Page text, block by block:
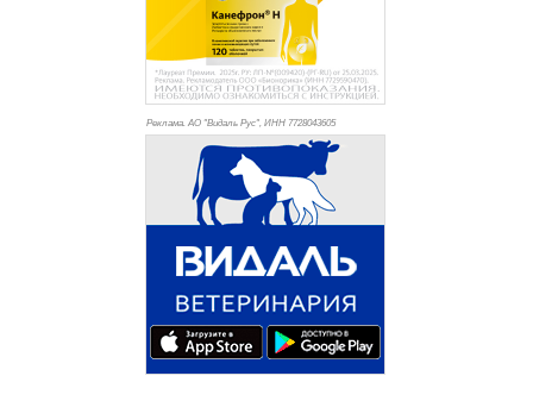
Реклама. АО "Видаль Рус", ИНН 7728043605